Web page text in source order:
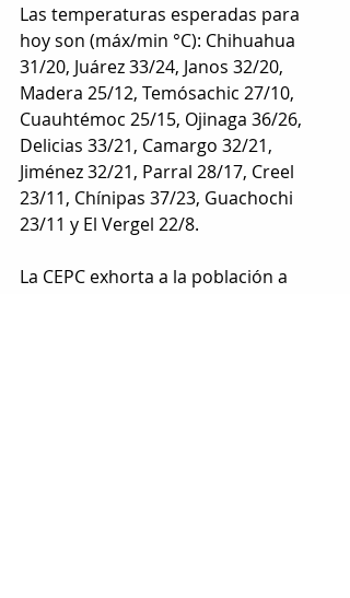
Las temperaturas esperadas para
hoy son (máx/min °C): Chihuahua
31/20, Juárez 33/24, Janos 32/20,
Madera 25/12, Temósachic 27/10,
Cuauhtémoc 25/15, Ojinaga 36/26,
Delicias 33/21, Camargo 32/21,
Jiménez 32/21, Parral 28/17, Creel
23/11, Chínipas 37/23, Guachochi
23/11 y El Vergel 22/8.
La CEPC exhorta a la población a